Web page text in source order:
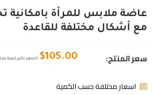
عاضة ملابس للمرأة بامكانية
مع أشكال مختلفة للقاعدة
سعر المنتج: $105.00 السعر باكبر كمية
اسعار مختلفة حسب الكمية